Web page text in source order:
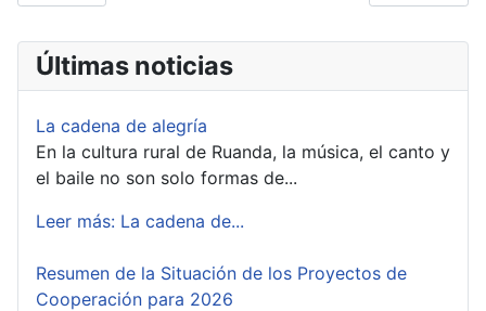
Últimas noticias
La cadena de alegría
En la cultura rural de Ruanda, la música, el canto y
el baile no son solo formas de...
Leer más: La cadena de...
Resumen de la Situación de los Proyectos de
Cooperación para 2026